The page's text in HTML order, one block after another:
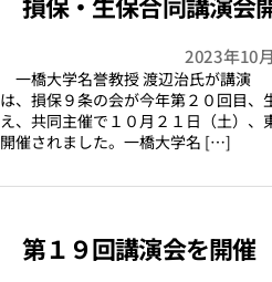
2023年10
一橋大学名誉教授 渡辺治氏が講演
は、損保９条の会が今年第２０回目、
え、共同主催で１０月２１日（土）
開催されました。一橋大学名 […]
第１９回講演会を開催